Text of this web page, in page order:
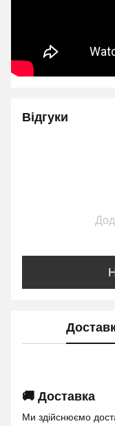
Відгуки
🚚 Доставка
Ми здійснюємо